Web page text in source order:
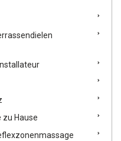
Hause